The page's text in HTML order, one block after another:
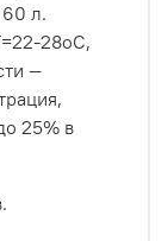
л.
28оС,
—
25% в